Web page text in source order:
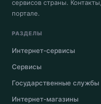
сервисов страны.
портале.
РАЗДЕЛЫ
Интернет-сервисы
Сервисы
Государственные службы
Интернет-магазины